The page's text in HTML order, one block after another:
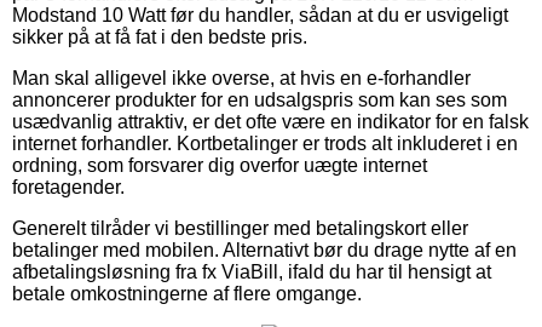
Modstand 10 Watt før du handler, sådan at du er usvigeligt
sikker på at få fat i den bedste pris.
Man skal alligevel ikke overse, at hvis en e-forhandler
annoncerer produkter for en udsalgspris som kan ses som
usædvanlig attraktiv, er det ofte være en indikator for en falsk
internet forhandler. Kortbetalinger er trods alt inkluderet i en
ordning, som forsvarer dig overfor uægte internet
foretagender.
Generelt tilråder vi bestillinger med betalingskort eller
betalinger med mobilen. Alternativt bør du drage nytte af en
afbetalingsløsning fra fx ViaBill, ifald du har til hensigt at
betale omkostningerne af flere omgange.